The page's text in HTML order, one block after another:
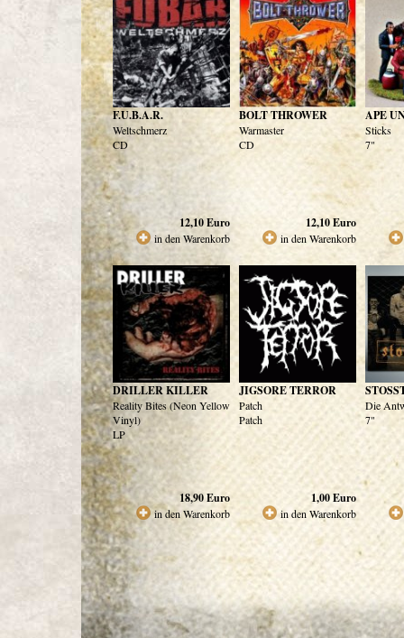
F.U.B.A.R.
Weltschmerz
CD
12,10Euro
in den Warenkorb
BOLT THROWER
Warmaster
CD
12,10Euro
in den Warenkorb
APE
Sticks
7"
DRILLER KILLER
Reality Bites (Neon Yellow
Vinyl)
LP
18,90Euro
in den Warenkorb
JIGSORE TERROR
Patch
Patch
1,00Euro
in den Warenkorb
Die
7"